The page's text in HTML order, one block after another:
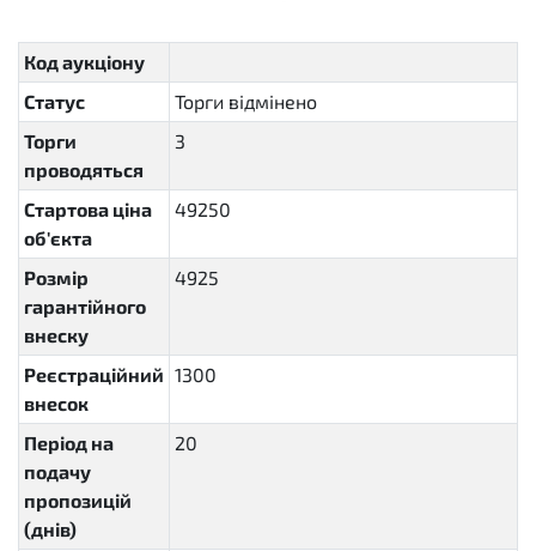
Код аукціону
Статус
Торги відмінено
Торги
проводяться
3
Стартова ціна
об'єкта
49250
Розмір
гарантійного
внеску
4925
Реєстраційний
внесок
1300
Період на
подачу
пропозицій
(днів)
20